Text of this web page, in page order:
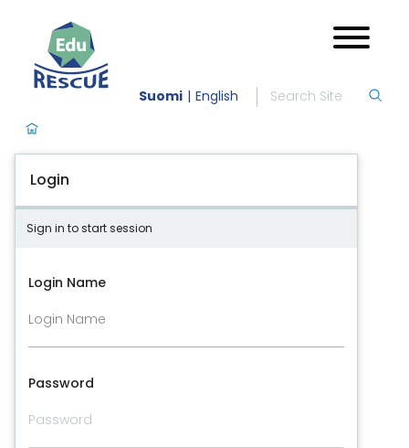
Suomi English
Login
Sign in to start session
Login Name
Password